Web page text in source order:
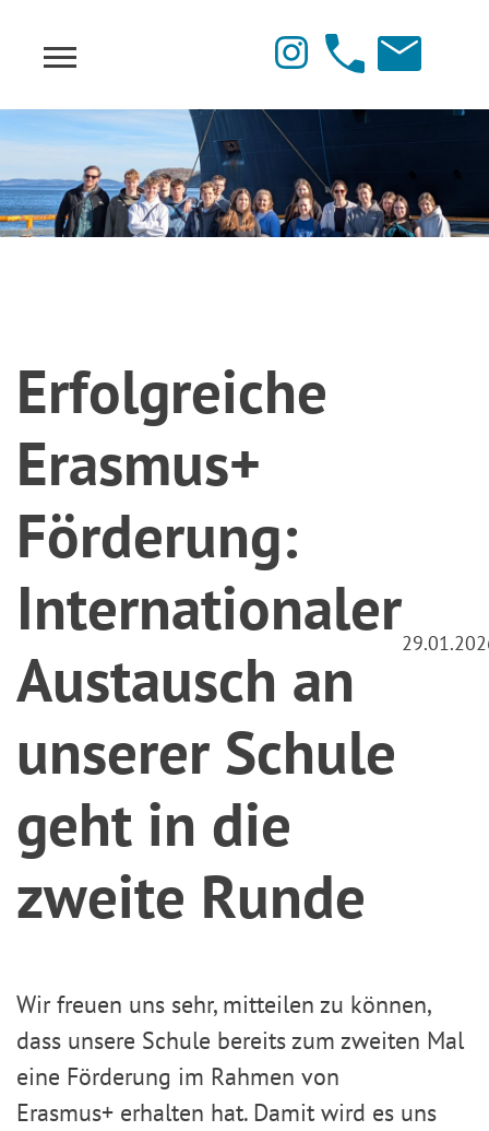
Erfolgreiche
Erasmus+
Förderung:
Internationaler
Austausch an
unserer Schule
geht in die
zweite Runde
Wir freuen uns sehr, mitteilen zu können,
dass unsere Schule bereits zum zweiten Mal
eine Förderung im Rahmen von
Erasmus+ erhalten hat. Damit wird es uns